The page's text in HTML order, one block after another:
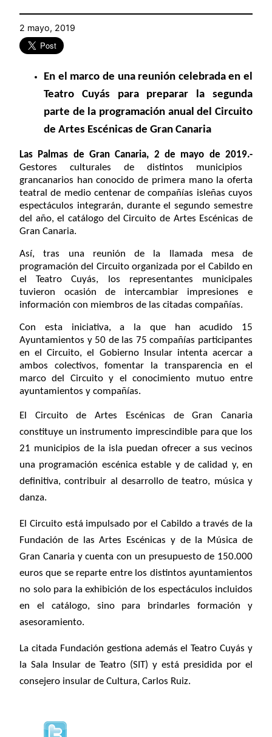
2 mayo, 2019
En el marco de una reunión celebrada en el
Teatro Cuyás para preparar la segunda
parte de la programación anual del Circuito
de Artes Escénicas de Gran Canaria
Las Palmas de Gran Canaria, 2 de mayo de 2019.-
Gestores culturales de distintos municipios
grancanarios han conocido de primera mano la oferta
teatral de medio centenar de compañías isleñas cuyos
espectáculos integrarán, durante el segundo semestre
del año, el catálogo del Circuito de Artes Escénicas de
Gran Canaria.
Así, tras una reunión de la llamada mesa de
programación del Circuito organizada por el Cabildo en
el Teatro Cuyás, los representantes municipales
tuvieron ocasión de intercambiar impresiones e
información con miembros de las citadas compañías.
Con esta iniciativa, a la que han acudido 15
Ayuntamientos y 50 de las 75 compañías participantes
en el Circuito, el Gobierno Insular intenta acercar a
ambos colectivos, fomentar la transparencia en el
marco del Circuito y el conocimiento mutuo entre
ayuntamientos y compañías.
El Circuito deArtes
Escénicas de Gran Canaria
constituye un instrumento imprescindible para que los
21 municipios de la isla puedan ofrecer a sus vecinos
una programación escénica estable y de calidad y, en
definitiva, contribuir al desarrollo de teatro, música y
danza.
El Circuito está impulsado por el Cabildo a través de la
Fundación de lasArtes Escénicas y de la Música de
Gran Canaria y cuenta con un presupuesto de 150.000
euros que se reparte entre los distintos ayuntamientos
no solo para la exhibición de los espectáculos incluidos
en el catálogo, sino para brindarles formación y
asesoramiento.
La citada Fundación gestiona además el Teatro Cuyás y
la Sala Insular de Teatro (SIT) y está presidida por el
consejero insular de Cultura, Carlos Ruiz.